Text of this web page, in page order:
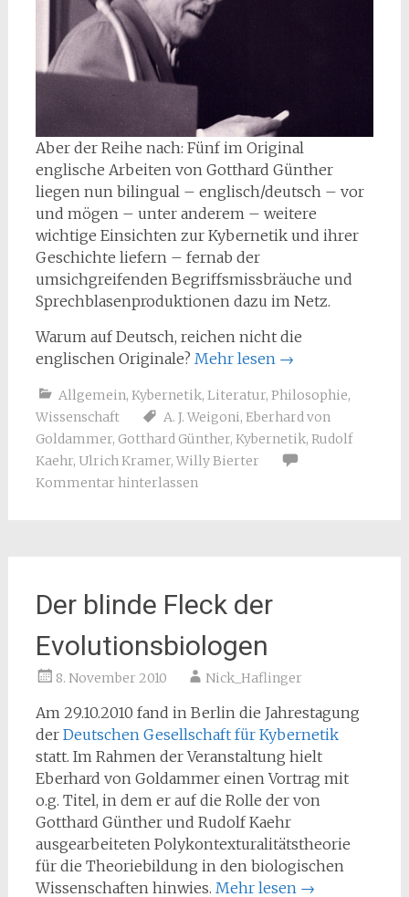
Aber der Reihe nach: Fünf im Original
englische Arbeiten von Gotthard Günther
liegen nun bilingual – englisch/deutsch – vor
und mögen – unter anderem – weitere
wichtige Einsichten zur Kybernetik und ihrer
Geschichte liefern – fernab der
umsichgreifenden Begriffsmissbräuche und
Sprechblasenproduktionen dazu im Netz.
Warum auf Deutsch, reichen nicht die
englischen Originale? Mehr lesen →
Allgemein, Kybernetik, Literatur, Philosophie,
Wissenschaft
A. J. Weigoni, Eberhard von
Goldammer, Gotthard Günther, Kybernetik, Rudolf
Kaehr, Ulrich Kramer, Willy Bierter
Kommentar hinterlassen
Der blinde Fleck der
Evolutionsbiologen
8. November 2010 Nick_Haflinger
Am 29.10.2010 fand in Berlin die Jahrestagung
der Deutschen Gesellschaft für Kybernetik
statt. Im Rahmen der Veranstaltung hielt
Eberhard von Goldammer einen Vortrag mit
o.g. Titel, in dem er auf die Rolle der von
Gotthard Günther und Rudolf Kaehr
ausgearbeiteten Polykontexturalitätstheorie
für die Theoriebildung in den biologischen
Wissenschaften hinwies. Mehr lesen →